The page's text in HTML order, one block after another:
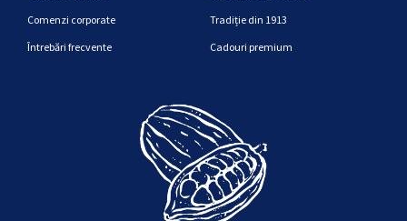
Comenzi corporate
Întrebări frecvente
Tradiție din 1913
Cadouri premium